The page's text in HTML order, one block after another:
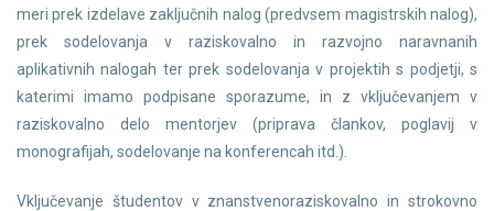
meri prek izdelave zaključnih nalog (predvsem magistrskih nalog),
prek sodelovanja v raziskovalno in razvojno naravnanih
aplikativnih nalogah ter prek sodelovanja v projektih s podjetji, s
katerimi imamo podpisane sporazume, in z vključevanjem v
raziskovalno delo mentorjev (priprava člankov, poglavij v
monografijah, sodelovanje na konferencah itd.).
Vključevanje študentov v znanstvenoraziskovalno in strokovno